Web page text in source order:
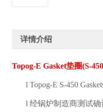
详情介绍
Topog-E Gasket垫圈(S-450
l Topog-E S-450
l 经锅炉制造商测试确